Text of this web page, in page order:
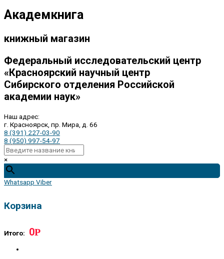
Академкнига
книжный магазин
Федеральный исследовательский центр
«Красноярский научный центр
Сибирского отделения Российской
академии наук»
Наш адрес:
г. Красноярск, пр. Мира, д. 66
8 (391) 227-03-90
8 (950) 997-54-97
×
Whatsapp Viber
Корзина
Итого: 0Р